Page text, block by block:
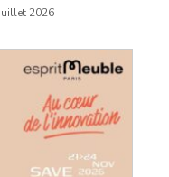
2026